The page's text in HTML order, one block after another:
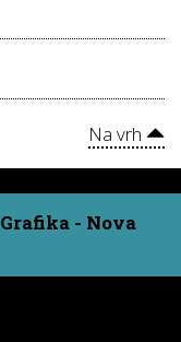
Na vrh
Grafika - Nova